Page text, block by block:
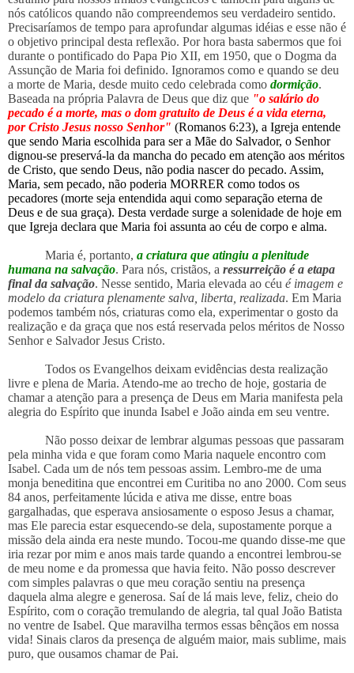
nós católicos quando não compreendemos seu verdadeiro sentido.
Precisaríamos de tempo para aprofundar algumas idéias e esse não é
o objetivo principal desta reflexão. Por hora basta sabermos que foi
durante o pontificado do Papa Pio XII, em 1950, que o Dogma da
Assunção de Maria foi definido. Ignoramos como e quando se deu
a morte de Maria, desde muito cedo celebrada como dormição.
Baseada na própria Palavra de Deus que diz que "o salário do
pecado é a morte, mas o dom gratuito de Deus é a vida eterna,
por Cristo Jesus nosso Senhor" (Romanos 6:23), a Igreja entende
que sendo Maria escolhida para ser a Mãe do Salvador, o Senhor
dignou-se preservá-la da mancha do pecado em atenção aos méritos
de Cristo, que sendo Deus, não podia nascer do pecado. Assim,
Maria, sem pecado, não poderia MORRER como todos os
pecadores (morte seja entendida aqui como separação eterna de
Deus e de sua graça). Desta verdade surge a solenidade de hoje em
que Igreja declara que Maria foi assunta ao céu de corpo e alma.
Maria é, portanto,a criatura que atingiu a plenitude
humana na salvação. Para nós, cristãos, a ressurreição é a etapa
final da salvação. Nesse sentido, Maria elevada ao céu é imagem e
modelo da criatura plenamente salva, liberta, realizada. Em Maria
podemos também nós, criaturas como ela, experimentar o gosto da
realização e da graça que nos está reservada pelos méritos de Nosso
Senhor e Salvador Jesus Cristo.
Todos os Evangelhos deixam evidências desta realização
livre e plena de Maria. Atendo-me ao trecho de hoje, gostaria de
chamar a atenção para a presença de Deus em Maria manifesta pela
alegria do Espírito que inunda Isabel e João ainda em seu ventre.
Não posso deixar de lembrar algumas pessoas que passaram
pela minha vida e que foram como Maria naquele encontro com
Isabel. Cada um de nós tem pessoas assim. Lembro-me de uma
monja beneditina que encontrei em Curitiba no ano 2000. Com seus
84 anos, perfeitamente lúcida e ativa me disse, entre boas
gargalhadas, que esperava ansiosamente o esposo Jesus a chamar,
mas Ele parecia estar esquecendo-se dela, supostamente porque a
missão dela ainda era neste mundo. Tocou-me quando disse-me que
iria rezar por mim e anos mais tarde quando a encontrei lembrou-se
de meu nome e da promessa que havia feito. Não posso descrever
com simples palavras o que meu coração sentiu na presença
daquela alma alegre e generosa. Saí de lá mais leve, feliz, cheio do
Espírito, com o coração tremulando de alegria, tal qual João Batista
no ventre de Isabel. Que maravilha termos essas bênçãos em nossa
vida! Sinais claros da presença de alguém maior, mais sublime, mais
puro, que ousamos chamar de Pai.